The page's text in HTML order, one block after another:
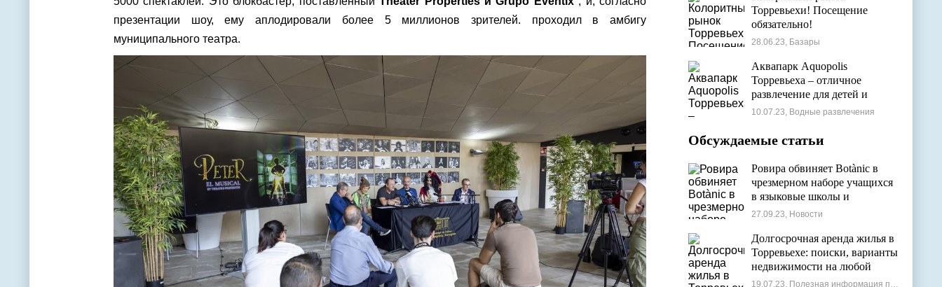
презентации шоу, ему аплодировали более 5 миллионов зрителей. проходил в амбигу
муниципального театра.
Торревьехи! Посещение
обязательно!
28.06.23, Базары
Аквапарк Aquopolis
Торревьеха – отличное
развлечение для детей и
взрослых
10.07.23, Водные развлечения
Обсуждаемые статьи
Ровира обвиняет Botànic в
чрезмерном наборе учащихся
в языковые школы и
проблемах с ассигнованиями
27.09.23, Новости
Долгосрочная аренда жилья в
Торревьехе: поиски, варианты
недвижимости на любой
бюджет
19.07.23, Полезная информация по недвижимости